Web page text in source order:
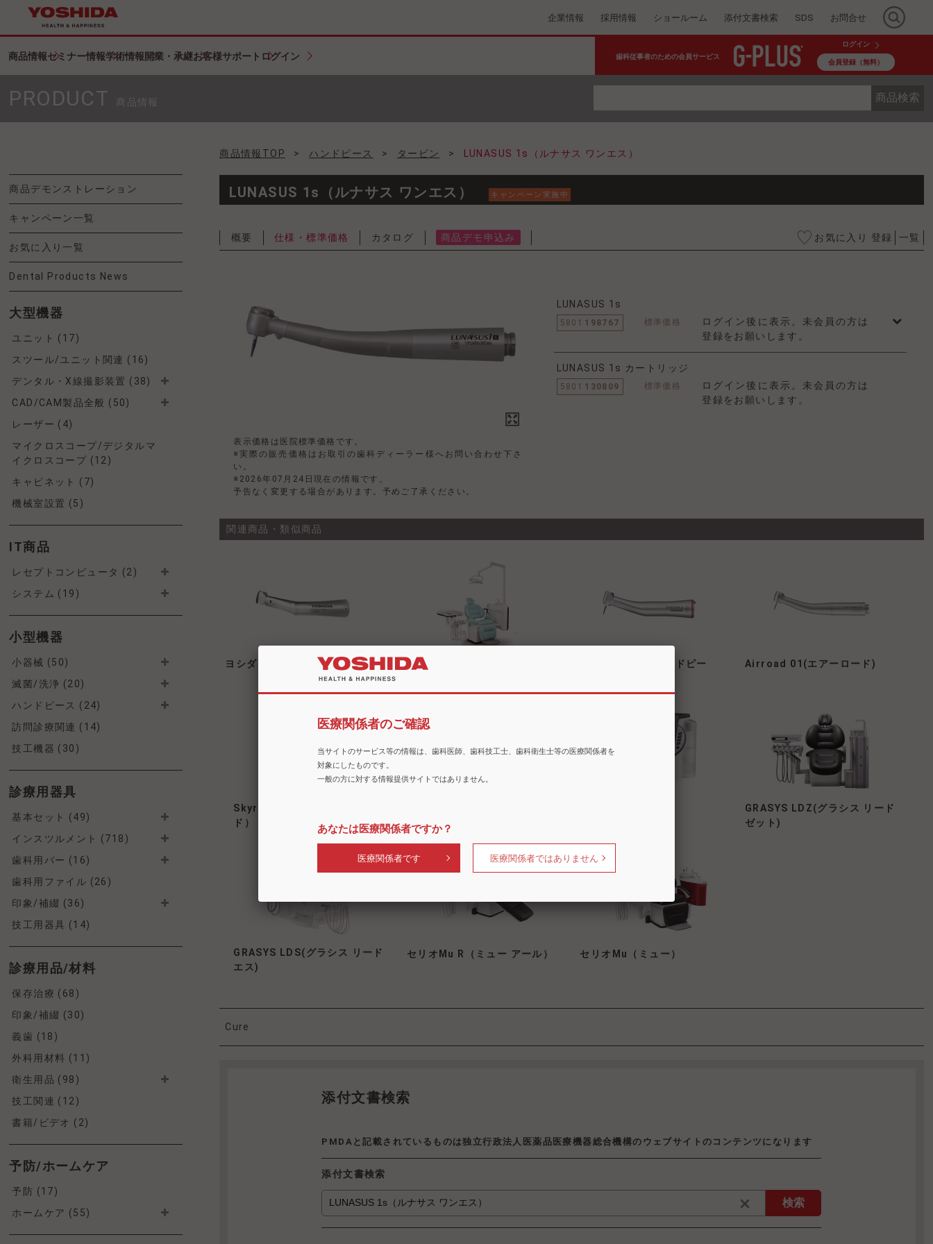
企業情報 採用情報 ショールーム 添付文書検索 SDS お問合せ
商品情報セミナー情報学術情報開業・承継お客様サポート ログイン 歯科従事者のための会員サービス
ログイン
会員登録（無料）
PRODUCT 商品情報 商品検索
商品デモンストレーション
キャンペーン一覧
お気に入り一覧
Dental Products News
大型機器
ユニット (17)
スツール/ユニット関連 (16)
デンタル・X線撮影装置 (38)
CAD/CAM製品全般 (50)
レーザー (4)
マイクロスコープ/デジタルマ
イクロスコープ (12)
キャビネット (7)
機械室設置 (5)
IT商品
レセプトコンピュータ (2)
システム (19)
小型機器
小器械 (50)
滅菌/洗浄 (20)
ハンドピース (24)
訪問診療関連 (14)
技工機器 (30)
診療用器具
基本セット (49)
インスツルメント (718)
歯科用バー (16)
歯科用ファイル (26)
印象/補綴 (36)
技工用器具 (14)
診療用品/材料
保存治療 (68)
印象/補綴 (30)
義歯 (18)
外科用材料 (11)
衛生用品 (98)
技工関連 (12)
書籍/ビデオ (2)
予防/ホームケア
予防 (17)
ホームケア (55)
商品情報TOP > ハンドピース > タービン > LUNASUS 1s（ルナサス ワンエス）
LUNASUS 1s（ルナサス ワンエス） キャンペーン実施中
概要 仕様・標準価格 カタログ 商品デモ申込み お気に入り 登録 一覧
表示価格は医院標準価格です。
※実際の販売価格はお取引の歯科ディーラー様へお問い合わせ下さ
い。
※2026年07月24日現在の情報です。
予告なく変更する場合があります。予めご了承ください。
LUNASUS 1s
5801 198767 標準価格
ログイン後に表示。未会員の方は
登録をお願いします。
LUNASUS 1s カートリッジ
5801 130809 標準価格
ログイン後に表示。未会員の方は
登録をお願いします。
関連商品・類似商品
ヨシダ MaxiDrive YK25L ノバ PS（ピース）
YN200MLX（YNハンドピー
Airroad 01(エアーロード)
Skyroad SDC1（スカイロー
ド）
GRASYS LDZ(グラシス リード
ゼット)
GRASYS LDS(グラシス リード
エス)
セリオMu R（ミュー アール） セリオMu（ミュー）
Cure
添付文書検索
PMDAと記載されているものは独立行政法人医薬品医療機器総合機構のウェブサイトのコンテンツになります
添付文書検索
検索
医療関係者のご確認
当サイトのサービス等の情報は、歯科医師、歯科技工士、歯科衛生士等の医療関係者を
対象にしたものです。
一般の方に対する情報提供サイトではありません。
あなたは医療関係者ですか？
医療関係者です 医療関係者ではありません